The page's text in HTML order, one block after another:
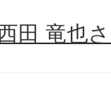
田 竜也